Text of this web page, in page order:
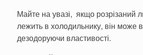
Майте на увазі, якщо розрізаний
лежить в холодильнику, він може
дезодоруючи властивості.